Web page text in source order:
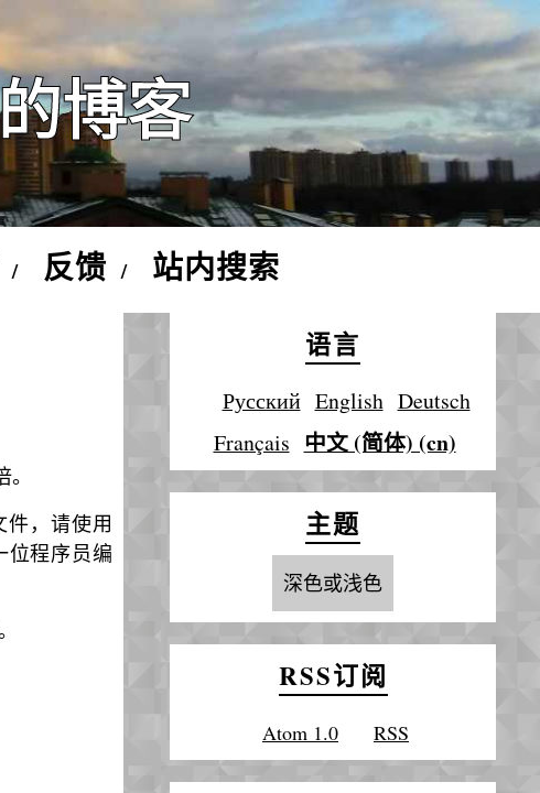
博客
反馈 站内搜索
，请使用
位程序员编
语言
Русский English Deutsch
Français 中文 (简体) (cn)
主题
深色或浅色
RSS订阅
Atom 1.0 RSS